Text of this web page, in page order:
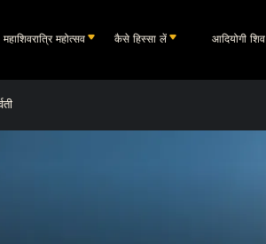
महाशिवरात्रि महोत्सव कैसे हिस्सा लें आदियोगी शिव